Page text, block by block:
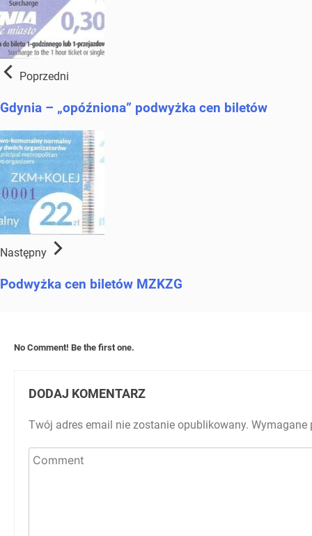
Poprzedni
Gdynia – „opóźniona” podwyżka cen biletów
Następny
Podwyżka cen biletów MZKZG
No Comment! Be the first one.
DODAJ KOMENTARZ
Twój adres email nie zostanie opublikowany. Wymagane